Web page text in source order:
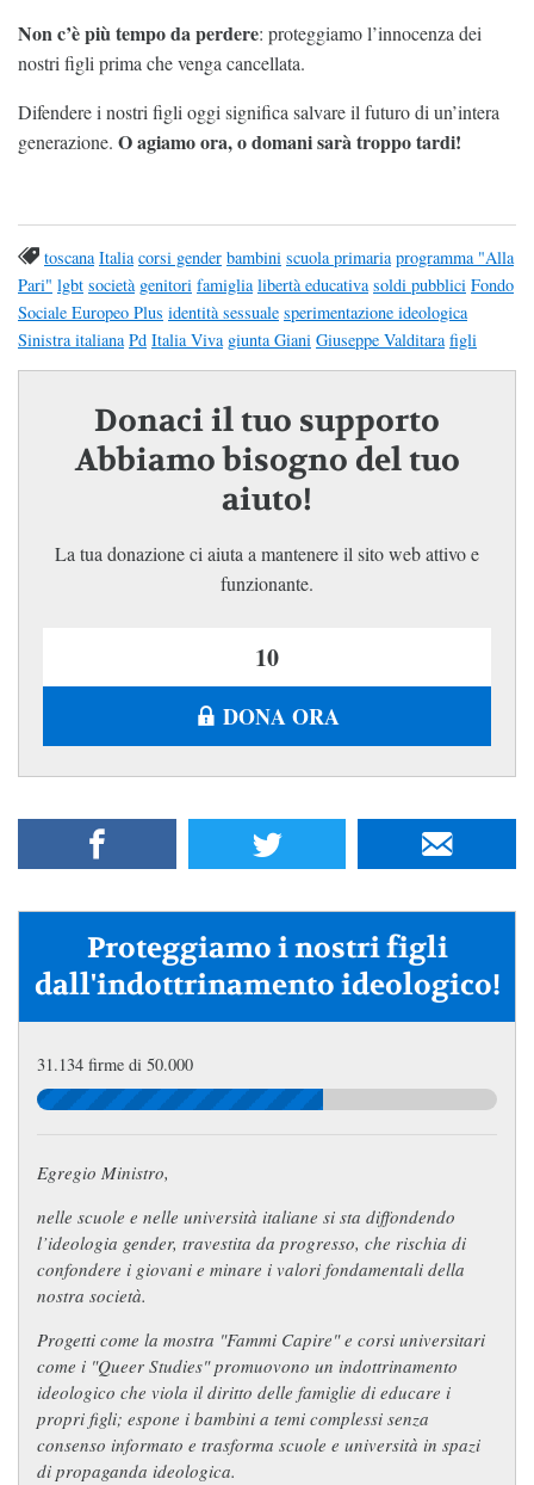
Non c’è più tempo da perdere: proteggiamo l’innocenza dei
nostri figli prima che venga cancellata.
Difendere i nostri figli oggi significa salvare il futuro di un’intera
generazione. O agiamo ora, o domani sarà troppo tardi!
toscana Italia corsi gender bambini scuola primaria programma "Alla
Pari" lgbt società genitori famiglia libertà educativa soldi pubblici Fondo
Sociale Europeo Plus identità sessuale sperimentazione ideologica
Sinistra italiana Pd Italia Viva giunta Giani Giuseppe Valditara figli
Donaci il tuo supporto
Abbiamo bisogno del tuo
aiuto!
La tua donazione ci aiuta a mantenere il sito web attivo e
funzionante.
DONA ORA
Proteggiamo i nostri figli
dall'indottrinamento ideologico!
31.134 firme di 50.000
Egregio Ministro,
nelle scuole e nelle università italiane si sta diffondendo
l’ideologia gender, travestita da progresso, che rischia di
confondere i giovani e minare i valori fondamentali della
nostra società.
Progetti come la mostra "Fammi Capire"e corsi universitari
come i "Queer Studies" promuovono un indottrinamento
ideologico che viola il diritto delle famiglie di educare i
propri figli; espone i bambini a temi complessi senza
consenso informato e trasforma scuole e università in spazi
di propaganda ideologica.